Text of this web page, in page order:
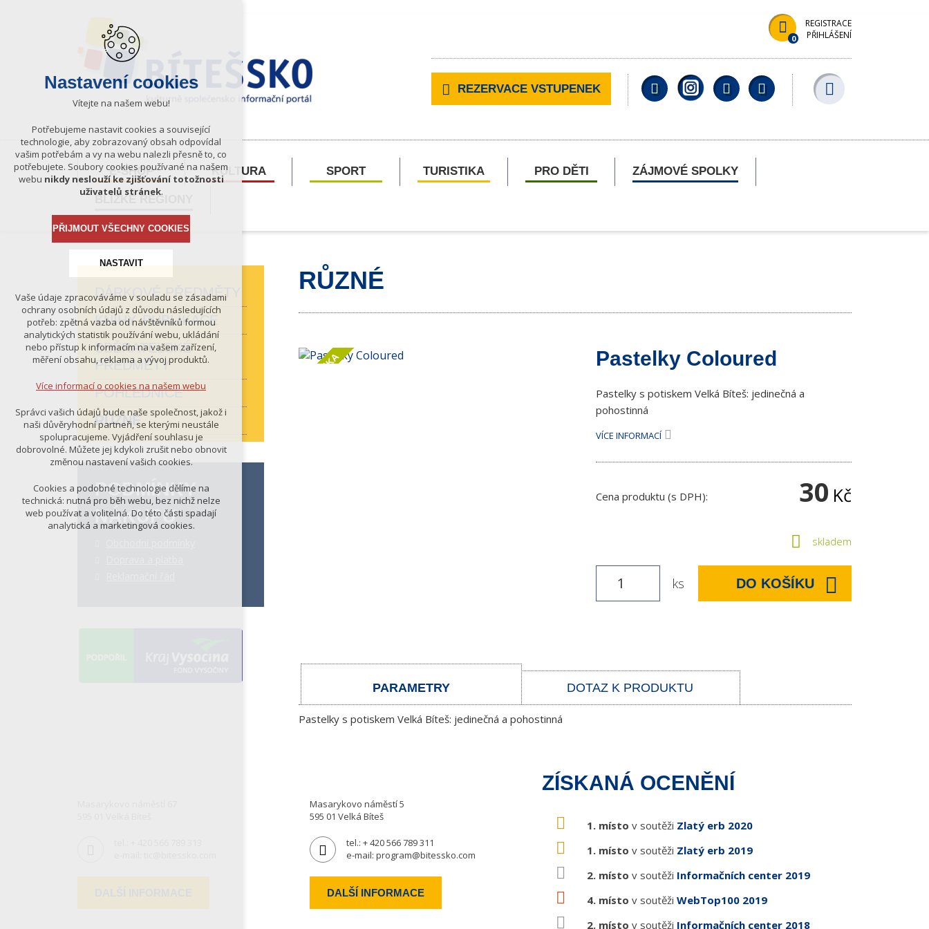
0
REGISTRACE
PŘIHLÁŠENÍ
REZERVACE VSTUPENEK Facebook YouTubeWikipedia
E-SHOP KULTURA SPORT TURISTIKA PRO DĚTI ZÁJMOVÉ SPOLKY
BLÍZKÉ REGIONY
RŮZNÉ
NOVINKA Pastelky Coloured
Pastelky s potiskem Velká Bíteš: jedinečná a
pohostinná
VÍCE INFORMACÍ
Cena produktu (s DPH): 30 Kč
skladem
ks DO KOŠÍKU
PARAMETRY DOTAZ K PRODUKTU
Pastelky s potiskem Velká Bíteš: jedinečná a pohostinná
DÁRKOVÉ PŘEDMĚTY
KNIHY, PUBLIKACE
SBĚRATELSKÉ
PŘEDMĚTY
POHLEDNICE
RŮZNÉ
PODMÍNKY
NÁKUPU
Masarykovo náměstí 5
595 01 Velká Bíteš
tel.: + 420 566 789 311
e-mail: program@bitessko.com
DALŠÍ INFORMACE
ZÍSKANÁ OCENĚNÍ
1. místo v soutěži Zlatý erb 2020
1. místo v soutěži Zlatý erb 2019
2. místo v soutěži Informačních center 2019
4. místo v soutěži WebTop100 2019
2. místo v soutěži Informačních center 2018
Nastavení cookies
Vítejte na našem webu!
Potřebujeme nastavit cookies a související
technologie, aby zobrazovaný obsah odpovídal
vašim potřebám a vy na webu nalezli přesně to, co
potřebujete. Soubory cookies používané na našem
webu nikdy neslouží ke zjišťování totožnosti
uživatelů stránek.
PŘIJMOUT VŠECHNY COOKIES
NASTAVIT
Technická cookies
nutná pro provozování webu
udržení kontextu stránek (session):
případná přihlášení, volby jazyka, apod.
Volitelná cookies
analytická pro anonymizované
vyhodnocení návštěvnosti
marketingová cookies (Google)
Více informací o cookies na našem webu
ODMÍTNOUT VŠE
Vaše údaje zpracováváme v souladu se zásadami
ochrany osobních údajů z důvodu následujících
potřeb: zpětná vazba od návštěvníků formou
analytických statistik používání webu, ukládání
nebo přístup k informacím na vašem zařízení,
měření obsahu, reklama a vývoj produktů.
Více informací o cookies na našem webu
Správci vašich údajů bude naše společnost, jakož i
naši důvěryhodní partneři, se kterými neustále
spolupracujeme. Vyjádření souhlasu je
dobrovolné. Můžete jej kdykoli zrušit nebo obnovit
změnou nastavení vašich cookies.
Cookies a podobné technologie dělíme na
technická: nutná pro běh webu, bez nichž nelze
web používat a volitelná. Do této části spadají
analytická a marketingová cookies.